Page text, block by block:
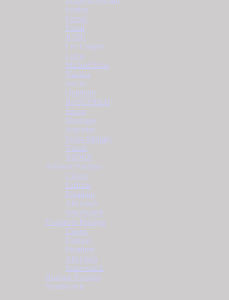
Festina
Ferrari
Fossil
JCOU
Lee Cooper
Lorus
Michael Kors
Nautica
oozoo
Quantum
ROSEFIELD
Sector
Slazenger
Superdry
Swiss Military
Visseti
XONIX
Ανδρικά Ρολόγια
Classic
Fashion
Premium
Αθλητικά
Smartwatch
Γυναικεία Ρολόγια
Classic
Fashion
Premium
Αθλητικά
Smartwatch
Παιδικά Ρολόγια
Smartwatch